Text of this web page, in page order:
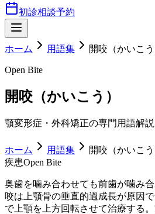
初診相談予約
ホーム 用語集 開咬（かいこう
Open Bite
開咬（かいこう）
顎変形症・外科矯正の専門用語解
ホーム 用語集
開咬（かいこう
疾患Open Bite
奥歯を噛み合わせても前歯が噛み
咬は上顎骨の垂直的過成長が原因
で上顎を上方回転させて治療する